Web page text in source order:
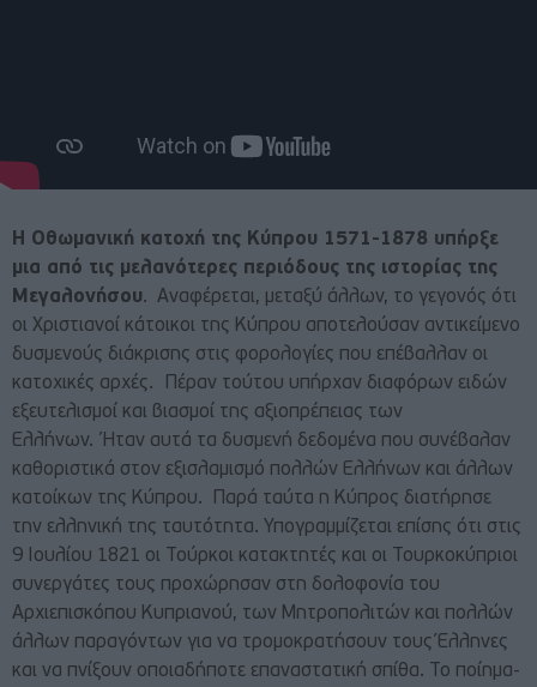
Η Οθωμανική κατοχή της Κύπρου 1571-1878 υπήρξε
μια από τις μελανότερες περιόδους της ιστορίας της
Μεγαλονήσου. Αναφέρεται, μεταξύ άλλων, το γεγονός ότι
οι Χριστιανοί κάτοικοι της Κύπρου αποτελούσαν αντικείμενο
δυσμενούς διάκρισης στις φορολογίες που επέβαλλαν οι
κατοχικές αρχές.
Πέραν τούτου υπήρχαν διαφόρων ειδών
εξευτελισμοί και βιασμοί της αξιοπρέπειας των
Ελλήνων. Ήταν αυτά τα δυσμενή δεδομένα που συνέβαλαν
καθοριστικά στον εξισλαμισμό πολλών Ελλήνων και άλλων
κατοίκων της Κύπρου.
Παρά ταύτα η Κύπρος διατήρησε
την ελληνική της ταυτότητα. Υπογραμμίζεται επίσης ότι στις
9 Ιουλίου 1821 οι Τούρκοι κατακτητές και οι Τουρκοκύπριοι
συνεργάτες τους προχώρησαν στη δολοφονία του
Αρχιεπισκόπου Κυπριανού, των Μητροπολιτών και πολλών
άλλων παραγόντων για να τρομοκρατήσουν τους Έλληνες
και να πνίξουν οποιαδήποτε επαναστατική σπίθα. Το ποίημα-